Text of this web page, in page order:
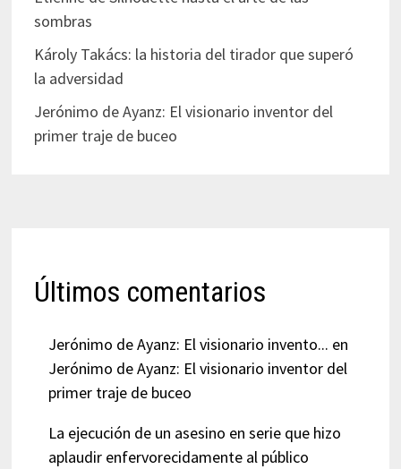
sombras
Károly Takács: la historia del tirador que superó
la adversidad
Jerónimo de Ayanz: El visionario inventor del
primer traje de buceo
Últimos comentarios
Jerónimo de Ayanz: El visionario invento... en
Jerónimo de Ayanz: El visionario inventor del
primer traje de buceo
La ejecución de un asesino en serie que hizo
aplaudir enfervorecidamente al público